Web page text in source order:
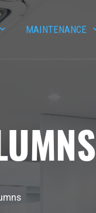
MAINTENANCE